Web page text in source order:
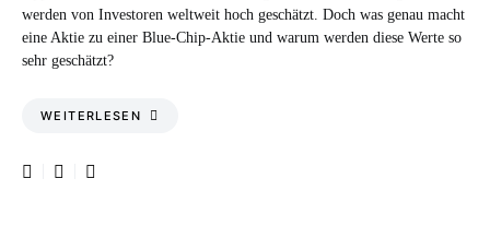
werden von Investoren weltweit hoch geschätzt. Doch was genau macht
eine Aktie zu einer Blue-Chip-Aktie und warum werden diese Werte so
sehr geschätzt?
WEITERLESEN